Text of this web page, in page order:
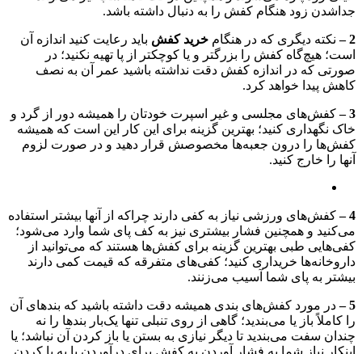
جداشدن زود هنگام کفش را به دنبال داشته باشد.
2 – نکته دیگری که در هنگام خرید کفش باید رعایت کنید اندازه آن
است؛ هیچ‌گاه کفش را بزر‌گتر و یا کوچکتر از پا تهیه نکنید؛ در
صورتی که در اندازه کفش دقت نداشته باشید عمر آن به نصف
کاهش پیدا خواهد کرد.
3 –
کفش‌های مجلسی و غیر اسپرت خودتان را همیشه دور از گرد و
خاک نگهداری کنید؛ بهترین گزینه برای این کار این است که همیشه
کفش‌ها را درون جعبه‌ها مخصوصش قرار دهید و در صورت لزوم
آنها را خارج کنید.
4 –
کفش‌های ورزشی نیاز به کفی دارند چراکه از آنها بیشتر استفاده
می‌کنید و همچنین فشار بیشتری نیز به کف پای شما وارد می‌شود؛
کفی‌هایی طبی بهترین گزینه برای کفش‌ها هستند که می‌توانید از
داروخانه‌ها خریداری کنید؛ کفی‌های متفرقه که قیمت کمی دارند
بیشتر به پای شما آسیب می‌زنند.
5 –
در مورد کفش‌های بندی همیشه دقت داشته باشید که بندهای آن
را کاملاً باز یا می‌بندید؛ گاهی از روی تنبلی تنها یک‌بار بندها را نه
چندان سفت می‌بندید تا دیگر نیازی به بستن یا باز کردن آن نباشد؛ یا
اینکار نیاز شما به فشار آوردن به کفش برای درآوردن یا به پا کردن